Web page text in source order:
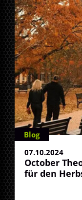
Blog
07.10.2024
October
für den